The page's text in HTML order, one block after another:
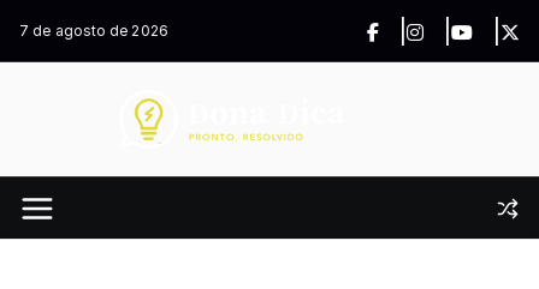
7 de agosto de 2026